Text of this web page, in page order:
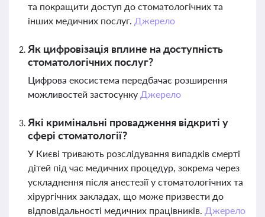
та покращити доступ до стоматологічних та
інших медичних послуг. Джерело
Як цифровізація вплине на доступність
стоматологічних послуг?
Цифрова екосистема передбачає розширення
можливостей застосунку Джерело
Які кримінальні провадження відкриті у
сфері стоматології?
У Києві тривають розслідування випадків смерті
дітей під час медичних процедур, зокрема через
ускладнення після анестезії у стоматологічних та
хірургічних закладах, що може призвести до
відповідальності медичних працівників. Джерело